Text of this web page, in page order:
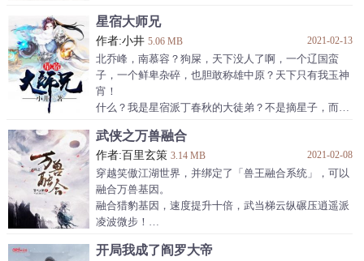
古老的丹圣：“千载寻徒，今日……今日终归不付祖
师，只要秦羽愿拜师，圣品丹药如糖豆，随便吃！倾尽
吾之一生，也当铸就一位丹道大帝！”
阵道圣尊：“拜师老夫门下，禁忌大阵，随意使用，所
需资源，就算在禁地之中老夫也走上一遭！老家伙，你
安敢争？真当我这第四杀阵是吃素的？”
星宿大师兄
作者:小井 5.06 MB 2021-02-13
北乔峰，南慕容？狗屎，天下没人了啊，一个辽国蛮
子，一个鲜卑杂碎，也胆敢称雄中原？天下只有我玉神
宵！
什么？我是星宿派丁春秋的大徒弟？不是摘星子，而是
尼玛，一穿越就被废了？没关系，我可是电大高材生
啊，任何的武功，都是科学理论的衍生！
什么？我是可以在天龙与现代穿梭？还是我有一个天龙
世界？屌丝必须雄起！
武侠之万兽融合
作者:百里玄策 3.14 MB 2021-02-08
穿越笑傲江湖世界，并绑定了「兽王融合系统」，可以
融合万兽基因。
融合猎豹基因，速度提升十倍，武当梯云纵碾压逍遥派
凌波微步！
降龙十八掌！
开局我成了阎罗大帝